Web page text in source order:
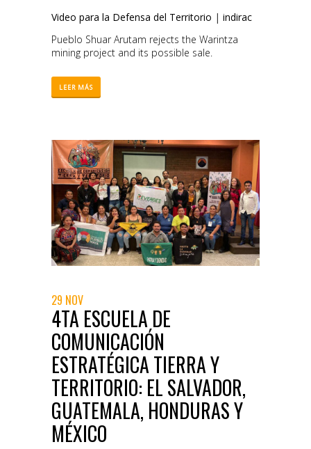
Video para la Defensa del Territorio | indirac
Pueblo Shuar Arutam rejects the Warintza
mining project and its possible sale.
LEER MÁS
29 NOV
4TA ESCUELA DE
COMUNICACIÓN
ESTRATÉGICA TIERRA Y
TERRITORIO: EL SALVADOR,
GUATEMALA, HONDURAS Y
MÉXICO